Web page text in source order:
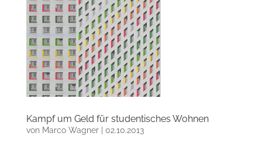
Kampf um Geld für studentisches Wohnen
von Marco Wagner| 02.10.2013